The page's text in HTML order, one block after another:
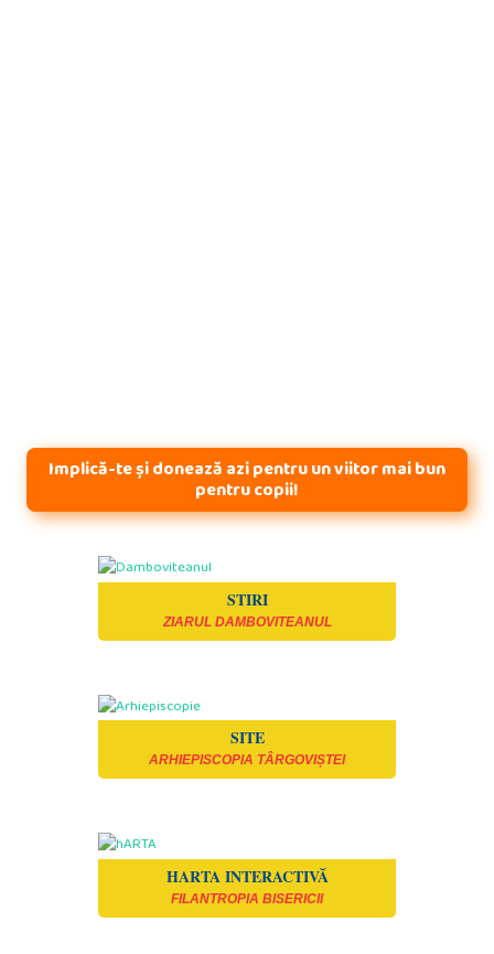
Implică-te și donează azi pentru un viitor mai bun
pentru copii!
STIRI
ZIARUL DAMBOVITEANUL
SITE
ARHIEPISCOPIA TÂRGOVIȘTEI
HARTA INTERACTIVĂ
FILANTROPIA BISERICII